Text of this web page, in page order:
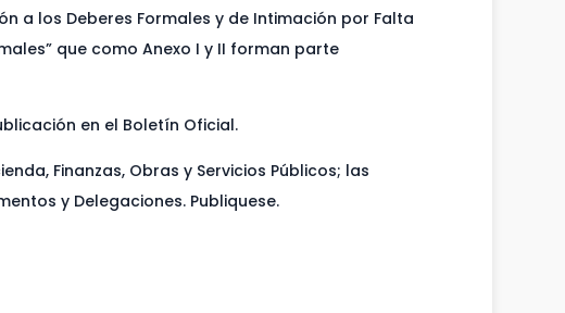
a los Deberes Formales y de Intimación por Falta
que como Anexo I y II forman parte
en el Boletín Oficial.
Finanzas, Obras y Servicios Públicos; las
y Delegaciones. Publiquese.